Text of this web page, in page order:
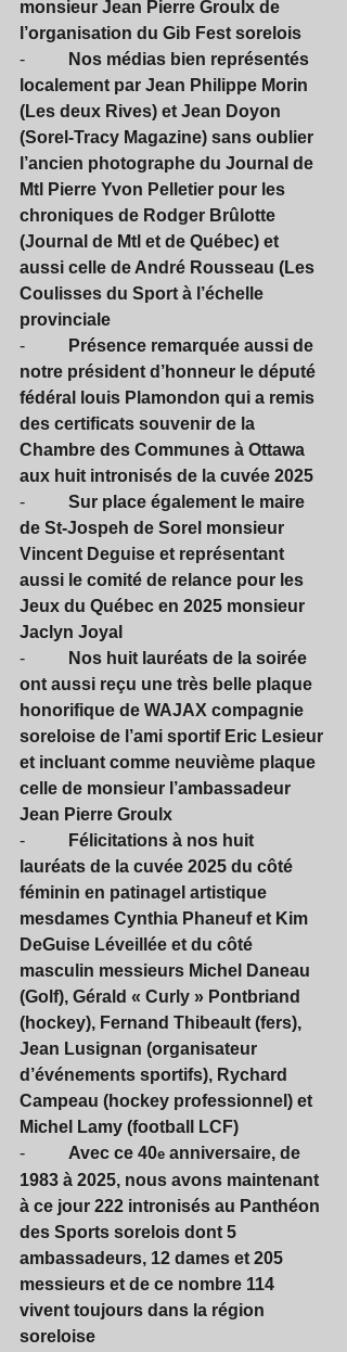
monsieur Jean Pierre Groulx de
l’organisation du Gib Fest sorelois
-
Nos médias bien représentés
localement par Jean Philippe Morin
(Les deux Rives) et Jean Doyon
(Sorel-Tracy Magazine) sans oublier
l’ancien photographe du Journal de
Mtl Pierre Yvon Pelletier pour les
chroniques de Rodger Brûlotte
(Journal de Mtl et de Québec) et
aussi celle de André Rousseau (Les
Coulisses du Sport à l’échelle
provinciale
-
Présence remarquée aussi de
notre président d’honneur le député
fédéral louis Plamondon qui a remis
des certificats souvenir de la
Chambre des Communes à Ottawa
aux huit intronisés de la cuvée 2025
- Sur place également le maire
de St-Jospeh de Sorel monsieur
Vincent Deguise et représentant
aussi le comité de relance pour les
Jeux du Québec en 2025 monsieur
Jaclyn Joyal
-
Nos huit lauréats de la soirée
ont aussi reçu une très belle plaque
honorifique de WAJAX compagnie
soreloise de l’ami sportif Eric Lesieur
et incluant comme neuvième plaque
celle de monsieur l’ambassadeur
Jean Pierre Groulx
-
Félicitations à nos huit
lauréats de la cuvée 2025 du côté
féminin en patinagel artistique
mesdames Cynthia Phaneuf et Kim
DeGuise Léveillée et du côté
masculin messieurs Michel Daneau
(Golf), Gérald « Curly » Pontbriand
(hockey), Fernand Thibeault (fers),
Jean Lusignan (organisateur
d’événements sportifs), Rychard
Campeau (hockey professionnel) et
Michel Lamy (football LCF)
- Avec ce 40e anniversaire, de
1983 à 2025, nous avons maintenant
à ce jour 222 intronisés au Panthéon
des Sports sorelois dont 5
ambassadeurs, 12 dames et 205
messieurs et de ce nombre 114
vivent toujours dans la région
soreloise